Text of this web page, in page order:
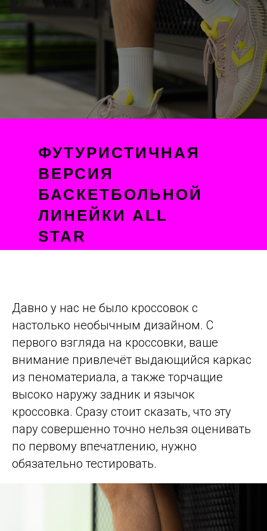
ФУТУРИСТИЧНАЯ
ВЕРСИЯ
БАСКЕТБОЛЬНОЙ
ЛИНЕЙКИ ALL
STAR
Давно у нас не было кроссовок с
настолько необычным дизайном. С
первого взгляда на кроссовки, ваше
внимание привлечёт выдающийся каркас
из пеноматериала, а также торчащие
высоко наружу задник и язычок
кроссовка. Сразу стоит сказать, что эту
пару совершенно точно нельзя оценивать
по первому впечатлению, нужно
обязательно тестировать.